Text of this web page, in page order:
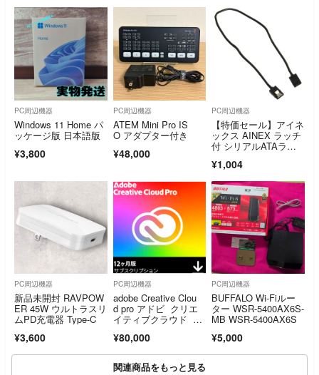
PC周辺機器
Windows 11 Home パ
ッケージ版 日本語版
¥3,800
PC周辺機器
ATEM Mini Pro IS
O アダプター付き
¥48,000
PC周辺機器
【特価セール】アイネ
ックス AINEX ラッチ
付 シリアルATAラウ
¥1,004
PC周辺機器
新品未開封 RAVPOW
ER 45W ウルトラスリ
ムPD充電器 Type-C
¥3,600
PC周辺機器
adobe Creative Clou
d pro アドビ クリエ
イティブクラウド プ
¥80,000
PC周辺機器
BUFFALO Wi-Fiルー
ター WSR-5400AX6S-
MB WSR-5400AX6S
¥5,000
関連商品をもっと見る